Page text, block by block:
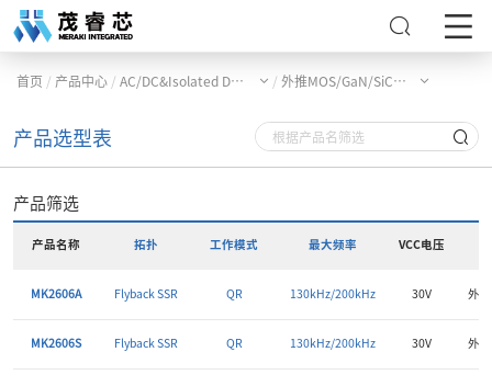
首页 / 产品中心 / AC/DC&Isolated DC/DC产品 / 外推MOS/GaN/SiC控制器
产品选型表
产品筛选
产品名称 拓扑 工作模式 最大频率 VCC电压
MK2606A Flyback SSR QR 130kHz/200kHz 30V 外
MK2606S Flyback SSR QR 130kHz/200kHz 30V 外